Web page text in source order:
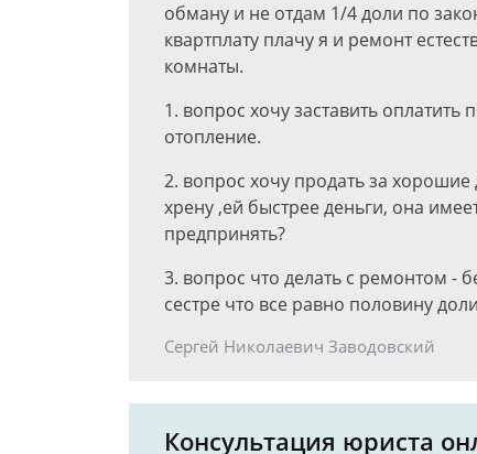
обману и не отдам 1/4 доли по
квартплату плачу я и ремонт
комнаты.
1. вопрос хочу заставить
отопление.
2. вопрос хочу продать за
хрену ,ей быстрее деньги, она
предпринять?
3. вопрос что делать с ремонтом -
сестре что все равно половину
Сергей Николаевич Заводовский
Консультация юриста